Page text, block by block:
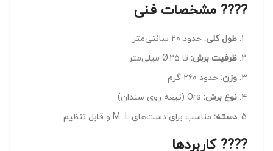
???? مشخصات فنی
طول کلی: حدود ۲۰ سانتی‌متر
ظرفیت برش: تا Ø ۲۵ میلی‌متر
وزن: حدود ۲۶۰ گرم
نوع برش:
دسته: مناسب برای دست‌های M–L و قابل تنظیم
???? کاربردها